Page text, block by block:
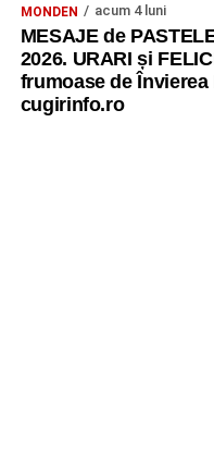
MONDEN acum 4 luni
MESAJE de
2026. URARI și
frumoase de Învierea
cugirinfo.ro